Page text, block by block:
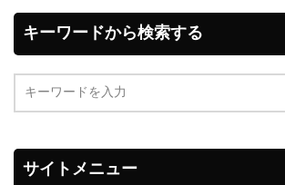
キーワードから検索する
サイトメニュー